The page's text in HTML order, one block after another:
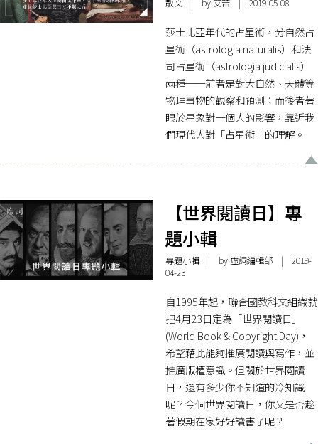
散文| by 艾苦| 2019-05-08
莎士比亞年代的占星術，分自然占
星術（astrologia naturalis）和法
司占星術（astrologia judicialis）
兩種──前者是對大自然、天體等
物理事物的觀察和預測；而後者著
眼於星象對一個人的影響，靠近我
們現代人對「占星術」的理解。
【世界閱讀日】專
題小輯
專題小輯| by 虛詞編輯部 | 2019-
04-23
自1995年起，聯合國教科文組織就
把4月23日定為「世界閱讀日」
(World Book & Copyright Day)，
希望藉此能夠推廣閱讀與寫作，並
推廣版權意識。但關於世界閱讀
日，還有多少你不知道的冷知識
呢？今個世界閱讀日，你又是否趁
著假期在家好好讀書了呢？